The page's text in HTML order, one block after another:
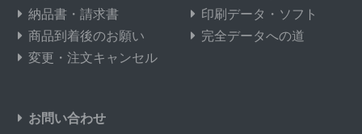
納品書・請求書
商品到着後のお願い
変更・注文キャンセル
印刷データ・ソフト
完全データへの道
お問い合わせ